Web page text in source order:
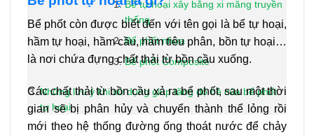
Bể tự hoại xây bằng xi măng truyền
thống
Bể phốt nhựa
Bể phốt Composite
Những lưu ý khi sử dụng giúp tăng độ bề của bể phốt
tự hoại
Bể phốt còn được biết đến với tên gọi là bể tự hoại,
hầm tự hoại, hầm cầu, hầm tiêu phân, bồn tự hoại…
là nơi chứa đựng chất thải từ bồn cầu xuống.
Các chất thải từ bồn cầu xả ra bể phốt, sau một thời
gian sẽ bị phân hủy và chuyển thành thể lỏng rồi
mới theo hệ thống đường ống thoát nước để chảy